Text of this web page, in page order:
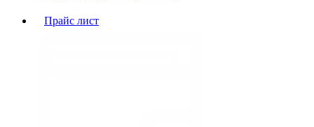
Прайс лист